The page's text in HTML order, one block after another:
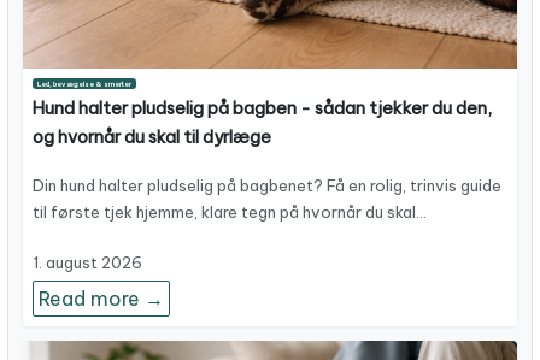
Led, bevægelse & smerter
Hund halter pludselig på bagben - sådan tjekker du den,
og hvornår du skal til dyrlæge
Din hund halter pludselig på bagbenet? Få en rolig, trinvis guide
til første tjek hjemme, klare tegn på hvornår du skal…
1. august 2026
Read more →